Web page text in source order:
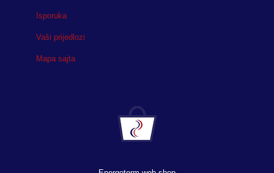
Isporuka
Vaši prijedlozi
Mapa sajta